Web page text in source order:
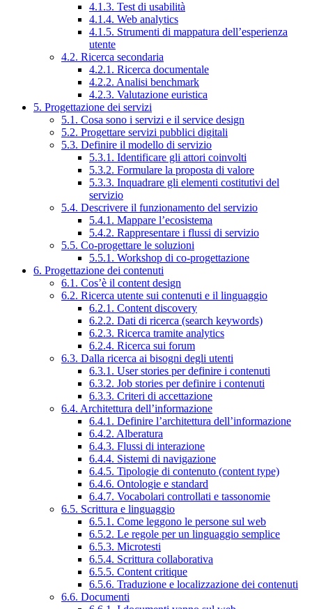
4.1.3. Test di usabilità
4.1.4. Web analytics
4.1.5. Strumenti di mappatura dell’esperienza
utente
4.2. Ricerca secondaria
4.2.1. Ricerca documentale
4.2.2. Analisi benchmark
4.2.3. Valutazione euristica
5. Progettazione dei servizi
5.1. Cosa sono i servizi e il service design
5.2. Progettare servizi pubblici digitali
5.3. Definire il modello di servizio
5.3.1. Identificare gli attori coinvolti
5.3.2. Formulare la proposta di valore
5.3.3. Inquadrare gli elementi costitutivi del
servizio
5.4. Descrivere il funzionamento del servizio
5.4.1. Mappare l’ecosistema
5.4.2. Rappresentare i flussi di servizio
5.5. Co-progettare le soluzioni
5.5.1. Workshop di co-progettazione
6. Progettazione dei contenuti
6.1. Cos’è il content design
6.2. Ricerca utente sui contenuti e il linguaggio
6.2.1. Content discovery
6.2.2. Dati di ricerca (search keywords)
6.2.3. Ricerca tramite analytics
6.2.4. Ricerca sui forum
6.3. Dalla ricerca ai bisogni degli utenti
6.3.1. User stories per definire i contenuti
6.3.2. Job stories per definire i contenuti
6.3.3. Criteri di accettazione
6.4. Architettura dell’informazione
6.4.1. Definire l’architettura dell’informazione
6.4.2. Alberatura
6.4.3. Flussi di interazione
6.4.4. Sistemi di navigazione
6.4.5. Tipologie di contenuto (content type)
6.4.6. Ontologie e standard
6.4.7. Vocabolari controllati e tassonomie
6.5. Scrittura e linguaggio
6.5.1. Come leggono le persone sul web
6.5.2. Le regole per un linguaggio semplice
6.5.3. Microtesti
6.5.4. Scrittura collaborativa
6.5.5. Content critique
6.5.6. Traduzione e localizzazione dei contenuti
6.6. Documenti